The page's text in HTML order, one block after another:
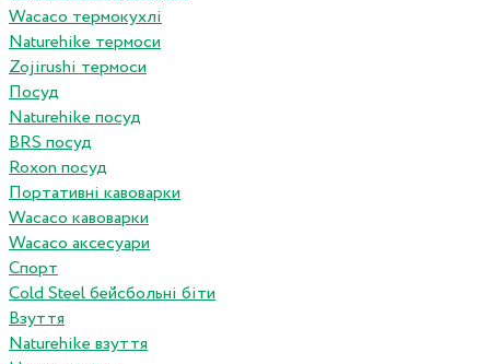
Wacaco термокухлі
Naturehike термоси
Zojirushi термоси
Посуд
Naturehike посуд
BRS посуд
Roxon посуд
Портативні кавоварки
Wacaco кавоварки
Wacaco аксесуари
Спорт
Cold Steel бейсбольні біти
Взуття
Naturehike взуття